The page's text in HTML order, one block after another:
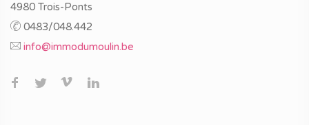
4980 Trois-Ponts
0483/048.442
info@immodumoulin.be